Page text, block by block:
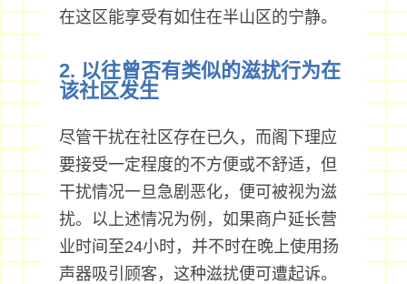
在这区能享受有如住在半山区的宁静。
2. 以往曾否有类似的滋扰行为在
该社区发生
尽管干扰在社区存在已久，而阁下理应
要接受一定程度的不方便或不舒适，但
干扰情况一旦急剧恶化，便可被视为滋
扰。以上述情况为例，如果商户延长营
业时间至24小时，并不时在晚上使用扬
声器吸引顾客，这种滋扰便可遭起诉。